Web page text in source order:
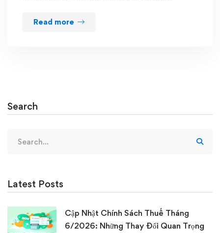
Read more
Search
for:
Latest Posts
Cập Nhật Chính Sách Thuế Tháng
6/2026: Những Thay Đổi Quan Trọng